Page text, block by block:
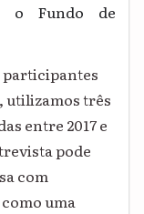
o Fundo de
participantes
utilizamos três
entre 2017 e
pode
com
uma